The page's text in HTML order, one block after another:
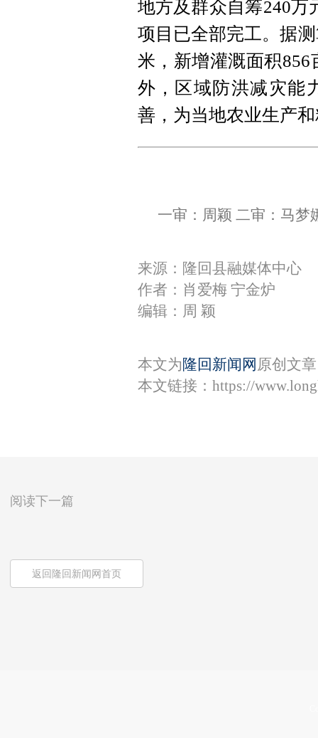
地方及群众自筹240万
项目已全部完工。据
米，新增灌溉面积
外，区域防洪减灾能
善，为当地农业生产
一审：周颖 二审：马梦
来源：隆回县融媒体中心
作者：肖爱梅 宁金炉
编辑：周 颖
本文为 隆回新闻网 原创文
本文链接： https://
阅读下一篇
返回隆回新闻网首页